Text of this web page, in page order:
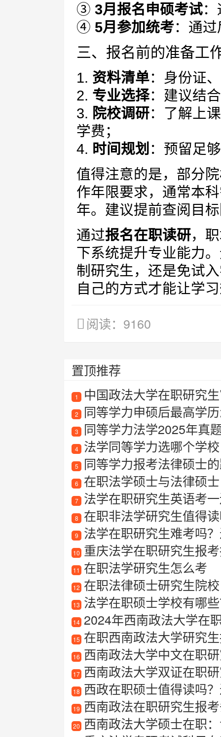
③ 3月报名申硕考试
④ 5月参加统考：通
三、报名前的准备工
1. 资料清单：身份证
2. 专业选择：建议结
3. 院校调研：了解上
学费；
4. 时间规划 ：预留足
值得注意的是，部分
作年限要求，通常本
年。建议提前查阅目
通过报名在职读研，
下系统提升专业能力
制研究生，还是免试
自己的方式才能让学
阅读：9160
置顶推荐
1 中国政法大学在职研究
2 同等学力申硕后最高学
3 同等学力法学2025年真
4 法学同等学力选哪个学校
5 同等学力报考法律硕士
6 在职法学硕士与法律硕士
7 法学在职研究生英语考
8 在职非法学研究生值得
9 法学在职研究生难考吗
10 重庆法学在职研究生报考指
11 在职法学研究生怎么考
12 在职法律硕士研究生院校
13 法学在职硕士学校有哪些
14 2024年西南政法大学在职研究
15 在职西南政法大学研究
16 西南政法大学中文在职
17 西南政法大学双证在职研究
18 西政在职硕士值得读吗
19 西南政法在职研究生报
20 西南政法大学硕士在职